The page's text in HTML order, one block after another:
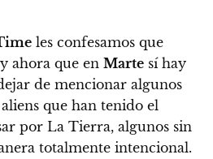
les confesamos que
ahora que en Marte sí hay
de mencionar algunos
que han tenido el
por La Tierra, algunos sin
totalmente intencional.